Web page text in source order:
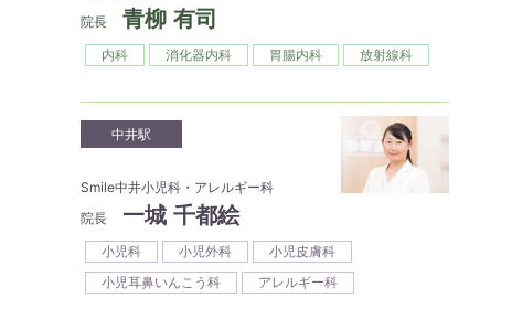
院長
青柳 有司
内科 消化器内科 胃腸内科 放射線科
中井駅
Smile中井小児科・アレルギー科
院長
一城 千都絵
小児科 小児外科
小児皮膚科
小児耳鼻いんこう科
アレルギー科